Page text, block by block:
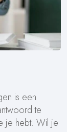
is een
te
je hebt. Wil je